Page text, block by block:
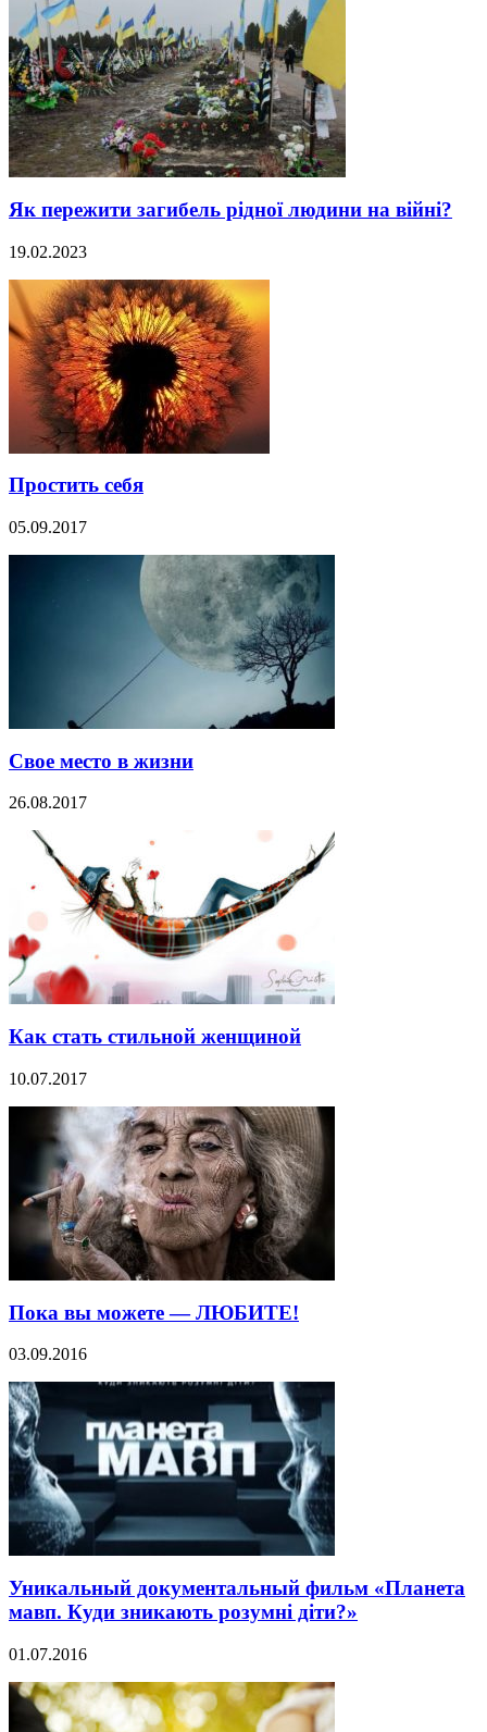
Як пережити загибель рідної людини на війні?
19.02.2023
Простить себя
05.09.2017
Свое место в жизни
26.08.2017
Как стать стильной женщиной
10.07.2017
Пока вы можете — ЛЮБИТЕ!
03.09.2016
Уникальный документальный фильм «Планета
мавп. Куди зникають розумні діти?»
01.07.2016